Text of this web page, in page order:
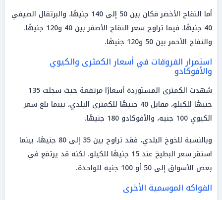
أما التفاح الأخضر فكان بين 50 إلى 140 جنيهًا، والبرتقال الصيفي
40 جنيهًا، فيما تراوح سعر التفاح الأصفر بين 40 و120 جنيهًا،
والتفاح الأحمر بين 50 و120 جنيهًا.
استمرار الفروقات في أسعار الكمثرى والكيوي
والأفوكادو
شهدت الكمثرى المستوردة أسعارًا مرتفعة حيث سجلت 135
جنيهًا للكيلو، مقابل 40 جنيهًا للكمثرى البلدي، بينما بلغ سعر
الكيوي 100 جنيه، والأفوكادو 180 جنيهًا.
وبالنسبة للخوخ البلدي، فقد تراوح بين 35 إلى 80 جنيهًا، بينما
استقر سعر البطيخ عند 15 جنيهًا للكيلو، لكنه قد يرتفع في
بعض الأسواق إلى 50 أو 100 جنيه للواحدة.
الفواكه الموسمية الأخرى